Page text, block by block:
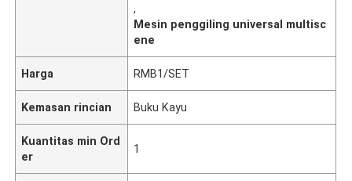
,
Mesin penggiling universal multisc
ene
Harga RMB1/SET
Kemasan rincian Buku Kayu
Kuantitas min Ord
er
1